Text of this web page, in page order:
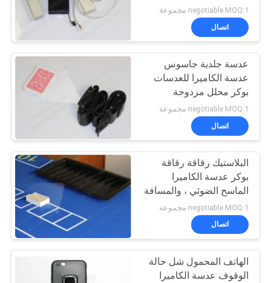
النرد الغش الجهاز
28
لعبة البوكر البرمجيات
15
لمسافات طويلة
negotiable MOQ:1 مجموعة
اتصال
عدسة جلدية جاسوس
عدسة الكاميرا للعدسات
بوكر محلل مزدوجة
negotiable MOQ:1 مجموعة
اتصال
البلاستيك رقاقة رقاقة
بوكر عدسة الكاميرا
الماسح الضوئي ، والمسافة
المسح الضوئي 5 - 15cm
negotiable MOQ:1 مجموعة
اتصال
الهاتف المحمول شل حالة
الوقوف عدسة الكاميرا